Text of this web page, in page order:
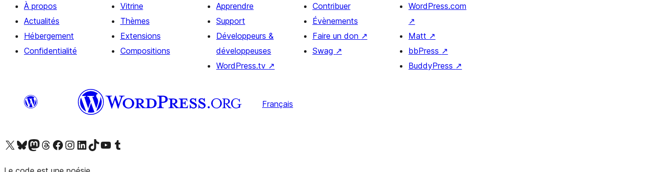
À propos
Actualités
Hébergement
Confidentialité
Vitrine
Thèmes
Extensions
Compositions
Apprendre
Support
Développeurs &
développeuses
WordPress.tv ↗
Contribuer
Évènements
Faire un don ↗
Swag ↗
WordPress.com
↗
Matt ↗
bbPress ↗
BuddyPress ↗
Français
Visitez notre compte X (précédemment Twitter)
Visiter notre compte Bluesky
Visiter notre compte Mastodon
Visiter notre compte Threads
Consulter notre compte Facebook
Consulter notre compte Instagram
Consulter notre compte LinkedIn
Visiter notre compte TokTok
Visiter notre chaîne YouTube
Visiter notre compte Tumblr